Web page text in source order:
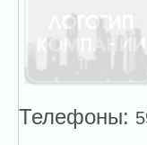
Телефоны: